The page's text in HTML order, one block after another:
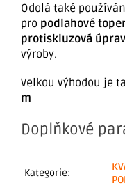
Odolá také
pro podlahové
protiskluzová
výroby.
Velkou výhodou je
m
Doplňkové
Kategorie: